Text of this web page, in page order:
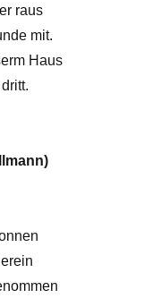
raus
mit.
Haus